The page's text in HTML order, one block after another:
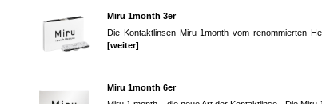
Miru 1month 3er
Die Kontaktlinsen Miru 1month vom renommierten
[weiter]
Miru 1month 6er